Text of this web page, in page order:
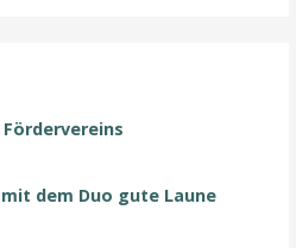
dem Duo gute Laune